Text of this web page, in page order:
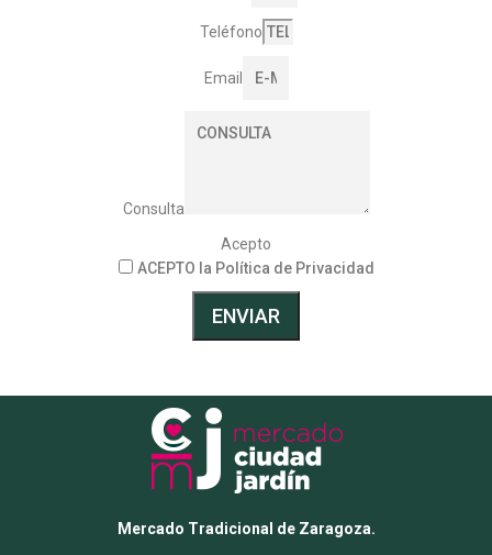
Teléfono
Email
Consulta
Acepto
ACEPTO la Política de Privacidad
ENVIAR
Mercado Tradicional de Zaragoza.